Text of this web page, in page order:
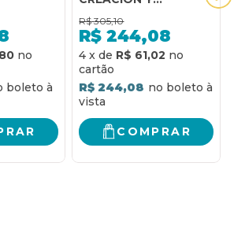
DIVINIDAD
R$ 305,10
R$ 244,08
4 x de R$ 61,02
R$ 244,08
COMPRAR